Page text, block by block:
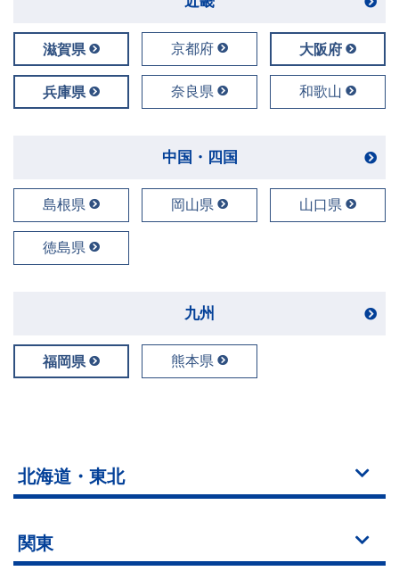
滋賀県 京都府 大阪府
兵庫県 奈良県 和歌山
中国・四国
島根県 岡山県 山口県
徳島県
九州
福岡県 熊本県
北海道・東北
関東